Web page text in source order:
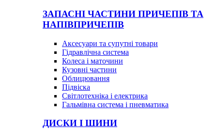
ЗАПАСНІ ЧАСТИНИ ПРИЧЕПІВ ТА
НАПІВПРИЧЕПІВ
Аксесуари та супутні товари
Гідравлічна система
Колеса і маточини
Кузовні частини
Облицювання
Підвіска
Світлотехніка і електрика
Гальмівна система і пневматика
ДИСКИ І ШИНИ